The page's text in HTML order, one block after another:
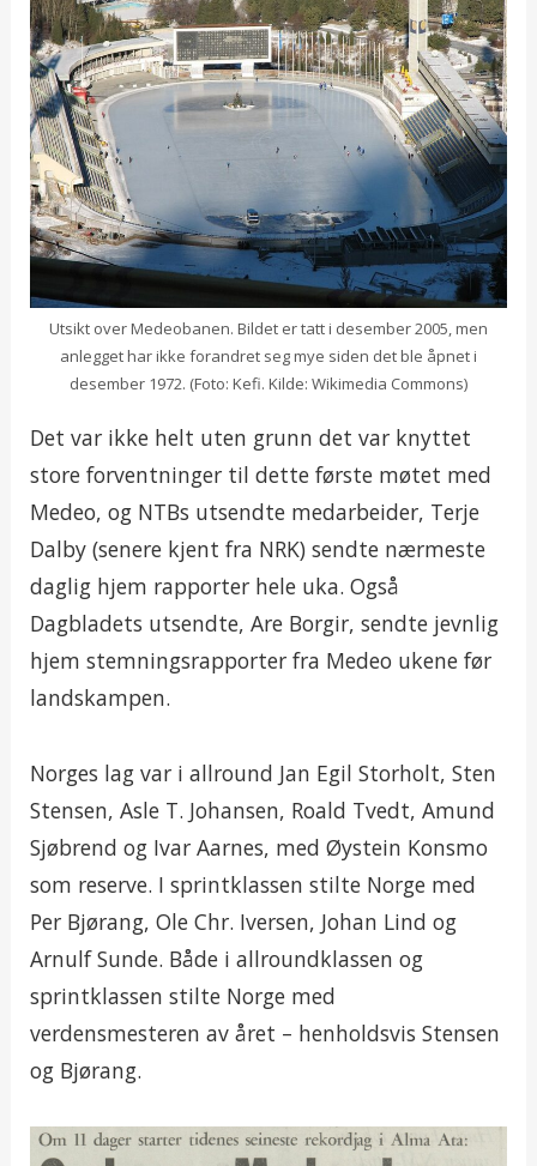
Utsikt over Medeobanen. Bildet er tatt i desember 2005, men
anlegget har ikke forandret seg mye siden det ble åpnet i
desember 1972. (Foto: Kefi. Kilde: Wikimedia Commons)
Det var ikke helt uten grunn det var knyttet
store forventninger til dette første møtet med
Medeo, og NTBs utsendte medarbeider, Terje
Dalby (senere kjent fra NRK) sendte nærmeste
daglig hjem rapporter hele uka. Også
Dagbladets utsendte, Are Borgir, sendte jevnlig
hjem stemningsrapporter fra Medeo ukene før
landskampen.
Norges lag var i allround Jan Egil Storholt, Sten
Stensen, Asle T. Johansen, Roald Tvedt, Amund
Sjøbrend og Ivar Aarnes, med Øystein Konsmo
som reserve. I sprintklassen stilte Norge med
Per Bjørang, Ole Chr. Iversen, Johan Lind og
Arnulf Sunde. Både i allroundklassen og
sprintklassen stilte Norge med
verdensmesteren av året – henholdsvis Stensen
og Bjørang.